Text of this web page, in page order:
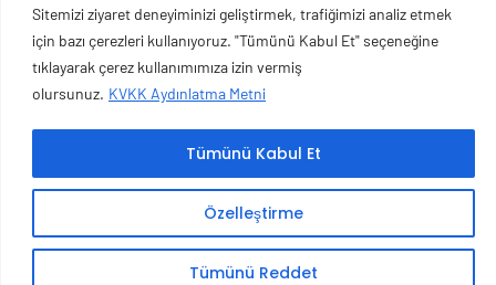
Sitemizi ziyaret deneyiminizi geliştirmek, trafiğimizi analiz etmek
için bazı çerezleri kullanıyoruz. "Tümünü Kabul Et" seçeneğine
tıklayarak çerez kullanımımıza izin vermiş
olursunuz. KVKK Aydınlatma Metni
Özelleştirme
Tümünü Reddet
Tümünü Kabul Et
€304,16+ KDV
Copyright © 2026 Esen Isıtma Soğutma İnşaat Ltd Şti | Tüm Hakları Saklıdır.